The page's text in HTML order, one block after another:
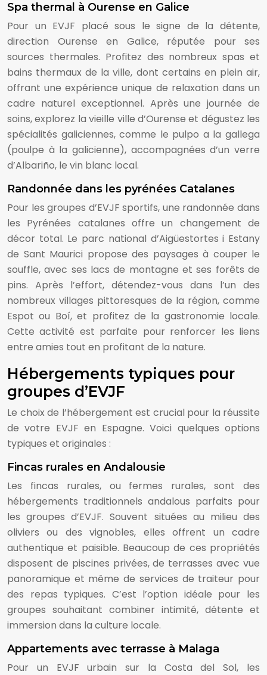
Spa thermal à Ourense en Galice
Pour un EVJF placé sous le signe de la détente,
direction Ourense en Galice, réputée pour ses
sources thermales. Profitez des nombreux spas et
bains thermaux de la ville, dont certains en plein air,
offrant une expérience unique de relaxation dans un
cadre naturel exceptionnel. Après une journée de
soins, explorez la vieille ville d’Ourense et dégustez les
spécialités galiciennes, comme le pulpo a la gallega
(poulpe à la galicienne), accompagnées d’un verre
d’Albariño, le vin blanc local.
Randonnée dans les pyrénées Catalanes
Pour les groupes d’EVJF sportifs, une randonnée dans
les Pyrénées catalanes offre un changement de
décor total. Le parc national d’Aigüestortes i Estany
de Sant Maurici propose des paysages à couper le
souffle, avec ses lacs de montagne et ses forêts de
pins. Après l’effort, détendez-vous dans l’un des
nombreux villages pittoresques de la région, comme
Espot ou Boí, et profitez de la gastronomie locale.
Cette activité est parfaite pour renforcer les liens
entre amies tout en profitant de la nature.
Hébergements typiques pour
groupes d’EVJF
Le choix de l’hébergement est crucial pour la réussite
de votre EVJF en Espagne. Voici quelques options
typiques et originales :
Fincas rurales en Andalousie
Les fincas rurales, ou fermes rurales, sont des
hébergements traditionnels andalous parfaits pour
les groupes d’EVJF. Souvent situées au milieu des
oliviers ou des vignobles, elles offrent un cadre
authentique et paisible. Beaucoup de ces propriétés
disposent de piscines privées, de terrasses avec vue
panoramique et même de services de traiteur pour
des repas typiques. C’est l’option idéale pour les
groupes souhaitant combiner intimité, détente et
immersion dans la culture locale.
Appartements avec terrasse à Malaga
Pour un EVJF urbain sur la Costa del Sol, les